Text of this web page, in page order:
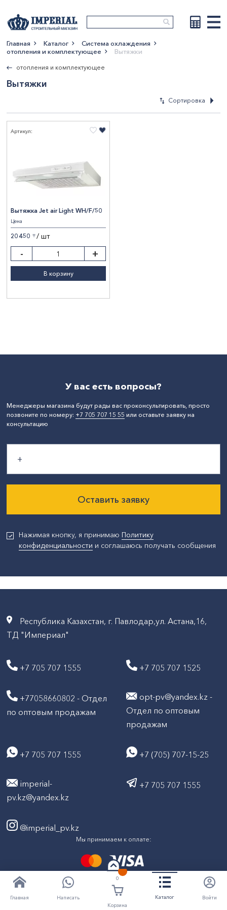
Главная Написать
0
Корзина
Каталог Войти
Главная Каталог
Система охлаждения
отопления и комплектующее
Вытяжки
отопления и комплектующее
Вытяжки
Сортировка
Артикул:
Вытяжка Jet air Light WH/F/50
Цена
20 450 〒 / шт
- +
В корзину
У вас есть вопросы?
Менеджеры магазина будут рады вас проконсультировать, просто
позвоните по номеру: +7 705 707 15 55 или оставьте заявку на
консультацию
Оставить заявку
Нажимая кнопку, я принимаю Политику
конфиденциальности и соглашаюсь получать сообщения
Республика Казахстан, г. Павлодар,ул. Астана,16,
ТД "Империал"
+7 705 707 1555 +7 705 707 1525
+77058660802 - Отдел
по оптовым продажам
opt-pv@yandex.kz -
Отдел по оптовым
продажам
+7 705 707 1555 +7 (705) 707-15-25
imperial-
pv.kz@yandex.kz
+7 705 707 1555
@imperial_pv.kz
Мы принимаем к оплате:
Все права защищены © ТД "Империал" 2020- 2026